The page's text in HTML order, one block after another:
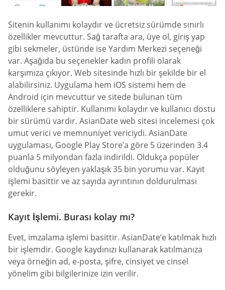
Sitenin kullanımı kolaydır ve ücretsiz sürümde sınırlı
özellikler mevcuttur. Sağ tarafta ara, üye ol, giriş yap
gibi sekmeler, üstünde ise Yardım Merkezi seçeneği
var. Aşağıda bu seçenekler kadın profili olarak
karşımıza çıkıyor. Web sitesinde hızlı bir şekilde bir el
alabilirsiniz. Uygulama hem iOS sistemi hem de
Android için mevcuttur ve sitede bulunan tüm
özelliklere sahiptir. Kullanımı kolaydır ve kullanıcı dostu
bir sürümü vardır. AsianDate web sitesi incelemesi çok
umut verici ve memnuniyet vericiydi. AsianDate
uygulaması, Google Play Store’a göre 5 üzerinden 3.4
puanla 5 milyondan fazla indirildi. Oldukça popüler
olduğunu söyleyen yaklaşık 35 bin yorumu var. Kayıt
işlemi basittir ve az sayıda ayrıntının doldurulması
gerekir.
Kayıt İşlemi. Burası kolay mı?
Evet, imzalama işlemi basittir. AsianDate’e katılmak hızlı
bir işlemdir. Google kaydınızı kullanarak katılmanıza
veya örneğin ad, e-posta, şifre, cinsiyet ve cinsel
yönelim gibi bilgilerinize izin verilir.